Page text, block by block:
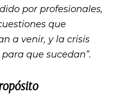
por profesionales,
que
a venir, y la crisis
que sucedan”.